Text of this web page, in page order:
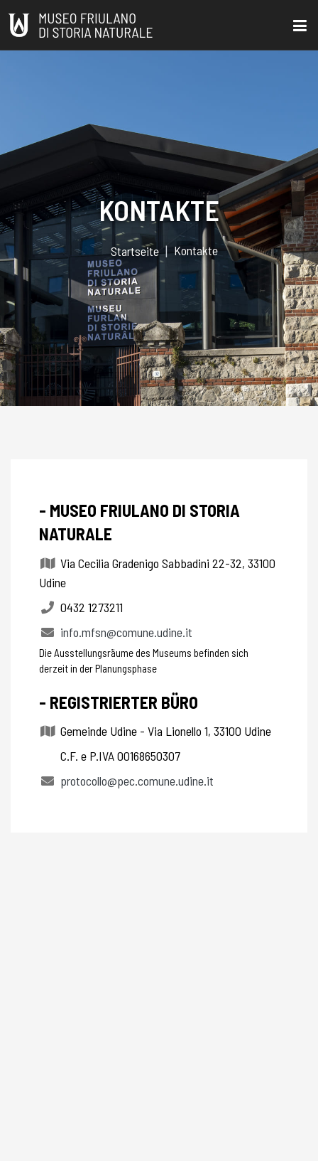
KONTAKTE
Startseite Kontakte
- MUSEO FRIULANO DI STORIA
NATURALE
Via Cecilia Gradenigo Sabbadini 22-32, 33100
Udine
0432 1273211
info.mfsn@comune.udine.it
Die Ausstellungsräume des Museums befinden sich
derzeit in der Planungsphase
- REGISTRIERTER BÜRO
Gemeinde Udine - Via Lionello 1, 33100 Udine
C.F. e P.IVA 00168650307
protocollo@pec.comune.udine.it